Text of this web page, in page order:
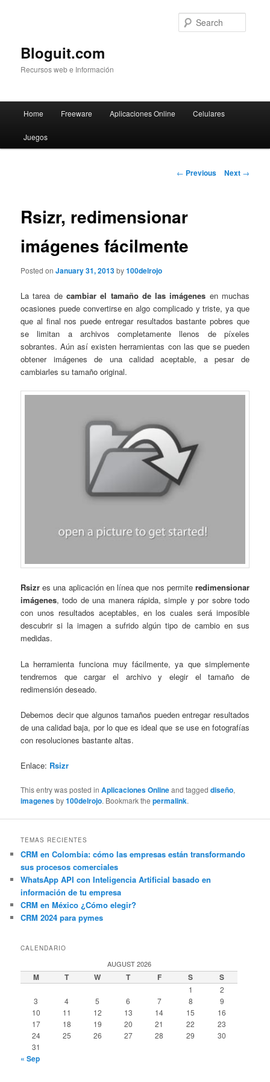
Bloguit.com
Recursos web e Información
Skip
to
Home Freeware Aplicaciones Online Celulares
Juegos
Post
← Previous Next →
Rsizr, redimensionar
imágenes fácilmente
Posted onJanuary 31, 2013by100delrojo
La tarea de cambiar el tamaño de las imágenes en muchas
ocasiones puede convertirse en algo complicado y triste, ya que
que al final nos puede entregar resultados bastante pobres que
se limitan a archivos completamente llenos de píxeles
sobrantes. Aún así existen herramientas con las que se pueden
obtener imágenes de una calidad aceptable, a pesar de
cambiarles su tamaño original.
Rsizr es una aplicación en línea que nos permite redimensionar
imágenes, todo de una manera rápida, simple y por sobre todo
con unos resultados aceptables, en los cuales será imposible
descubrir si la imagen a sufrido algún tipo de cambio en sus
medidas.
La herramienta funciona muy fácilmente, ya que simplemente
tendremos que cargar el archivo y elegir el tamaño de
redimensión deseado.
Debemos decir que algunos tamaños pueden entregar resultados
de una calidad baja, por lo que es ideal que se use en fotografías
con resoluciones bastante altas.
Enlace: Rsizr
This entry was posted inAplicaciones Onlineand taggeddiseño,
imagenesby100delrojo. Bookmark thepermalink.
TEMAS RECIENTES
CRM en Colombia: cómo las empresas están transformando
sus procesos comerciales
WhatsApp API con Inteligencia Artificial basado en
información de tu empresa
CRM en México ¿Cómo elegir?
CRM 2024 para pymes
CALENDARIO
AUGUST 2026
M T W T F S S
1
2
3
4 5 6 7 8
9
10
11 12 13 14 15
16
17
18 19 20 21 22
23
24
25 26 27 28 29
30
31
« Sep